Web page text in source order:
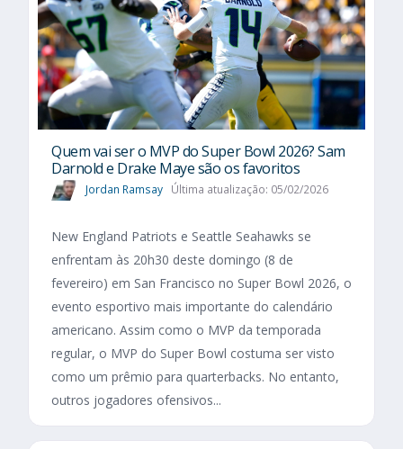
Quem vai ser o MVP do Super Bowl 2026? Sam
Darnold e Drake Maye são os favoritos
Jordan Ramsay Última atualização: 05/02/2026
New England Patriots e Seattle Seahawks se
enfrentam às 20h30 deste domingo (8 de
fevereiro) em San Francisco no Super Bowl 2026, o
evento esportivo mais importante do calendário
americano. Assim como o MVP da temporada
regular, o MVP do Super Bowl costuma ser visto
como um prêmio para quarterbacks. No entanto,
outros jogadores ofensivos...